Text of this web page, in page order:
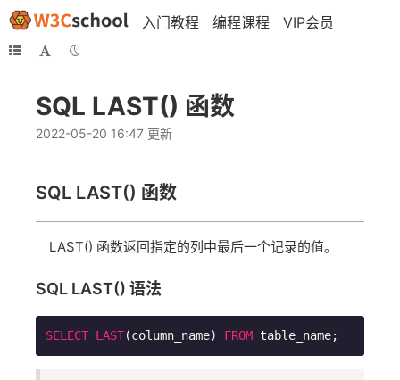
入门教程 编程课程 VIP会员
SQL LAST() 函数
2022-05-20 16:47 更新
SQL LAST() 函数
LAST() 函数返回指定的列中最后一个记录的值。
SQL LAST() 语法
SELECT LAST(column_name) FROM